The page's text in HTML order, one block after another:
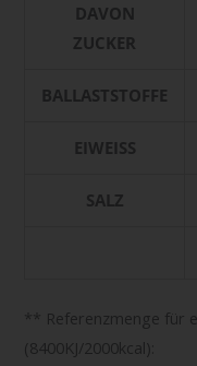
DAVON
ZUCKER
BALLASTSTOFFE
EIWEISS
SALZ
** Referenzmenge für
(8400KJ/2000kcal):